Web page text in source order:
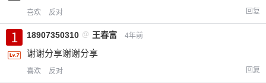
喜欢 反对 回复
18907350310 @ 王春富 4年前
谢谢分享谢谢分享
喜欢 反对 回复